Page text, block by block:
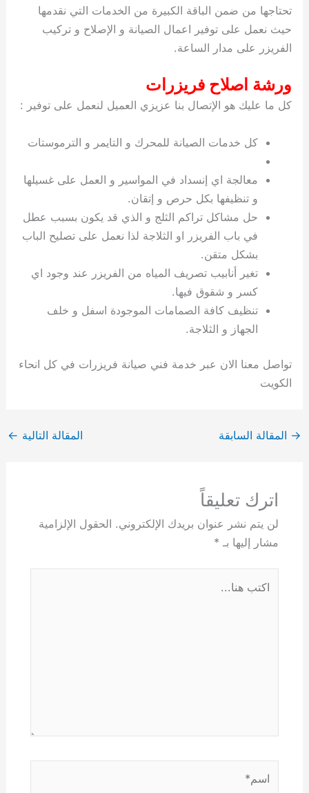
تحتاجها من ضمن الباقة الكبيرة من الخدمات التي نقدمها
حيث نعمل على توفير اعمال الصيانة و الإصلاح و تركيب
الفريزر على مدار الساعة.
ورشة اصلاح فريزرات
كل ما عليك هو الإتصال بنا عزيزي العميل لنعمل على توفير :
كل خدمات الصيانة للمحرك و التايمر و الترموستات
معالجة اي إنسداد في المواسير و العمل على غسيلها
و تنظيفها بكل حرص و إتقان.
حل مشاكل تراكم الثلج و الذي قد يكون بسبب عطل
في باب الفريزر او الثلاجة لذا نعمل على تصليح الباب
بشكل متقن.
تغير أنابيب تصريف المياه من الفريزر عند وجود اي
كسر و شقوق فيها.
تنظيف كافة الصمامات الموجودة اسفل و خلف
الجهاز و الثلاجة.
تواصل معنا الان عبر خدمة فني صيانة فريزرات في كل انحاء
الكويت
→ المقالة السابقة المقالة التالية ←
اترك تعليقاً
لن يتم نشر عنوان بريدك الإلكتروني. الحقول الإلزامية
مشار إليها بـ *
هنا...